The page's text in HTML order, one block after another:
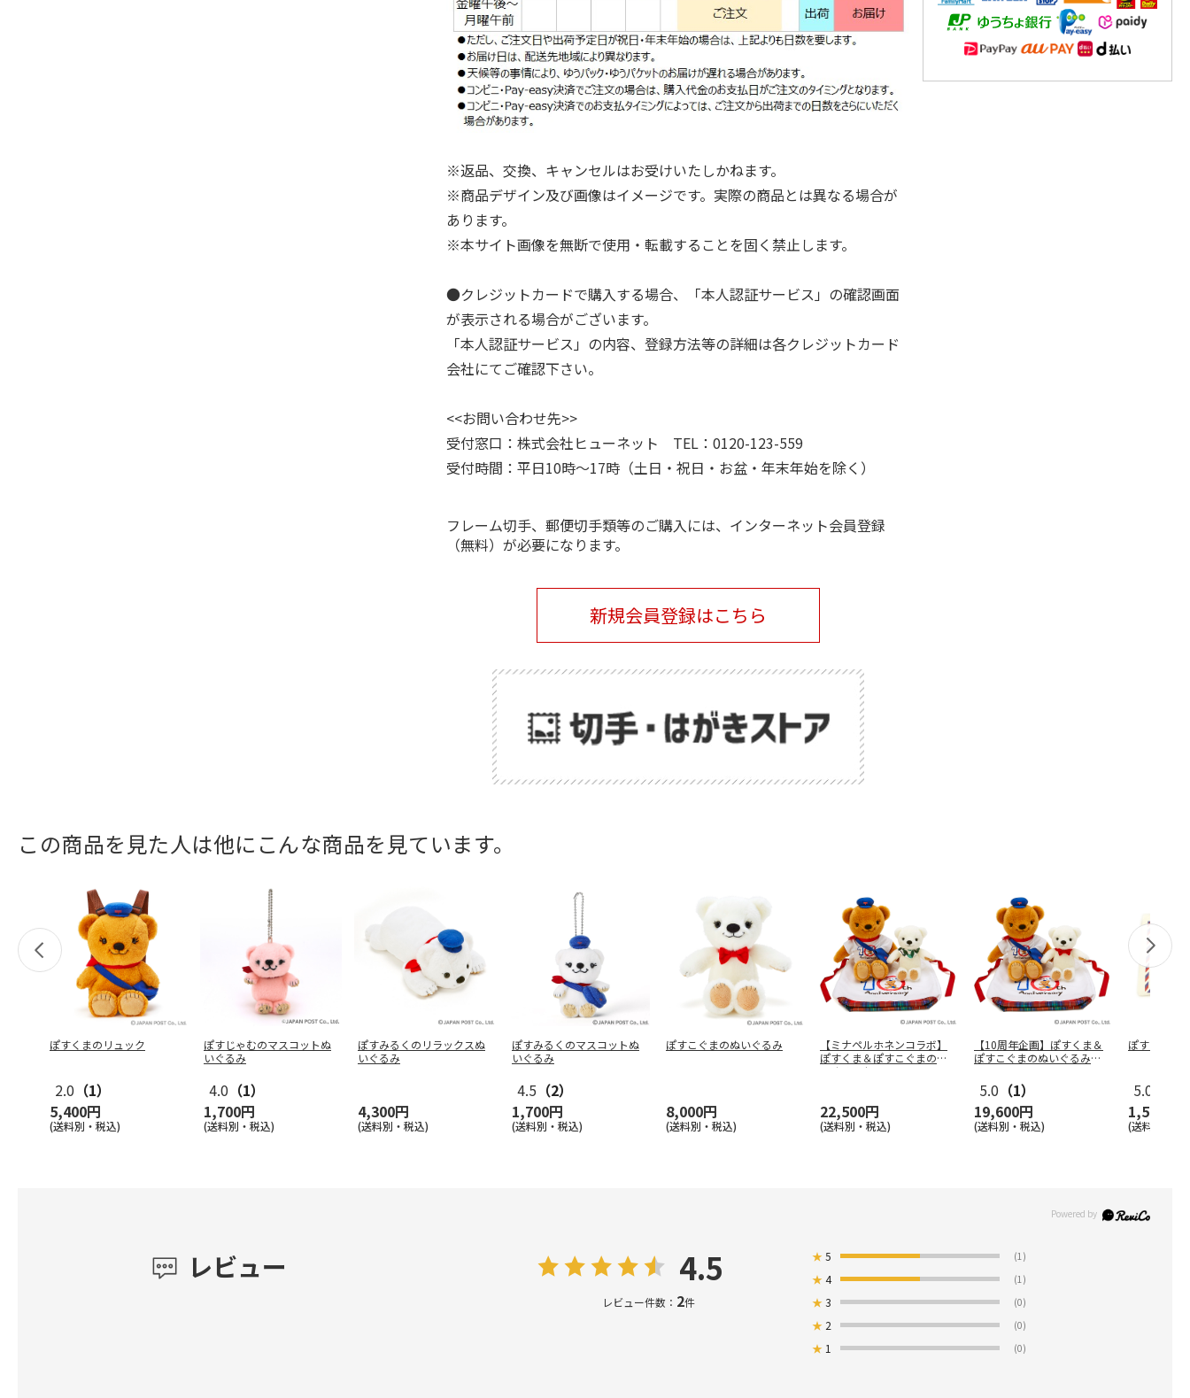
※返品、交換、キャンセルはお受けいたしかねます。
※商品デザイン及び画像はイメージです。実際の商品とは異なる場合が
あります。
※本サイト画像を無断で使用・転載することを固く禁止します。
●クレジットカードで購入する場合、「本人認証サービス」の確認画面
が表示される場合がございます。
「本人認証サービス」の内容、登録方法等の詳細は各クレジットカード
会社にてご確認下さい。
<<お問い合わせ先>>
受付窓口：株式会社ヒューネット TEL：0120-123-559
受付時間：平日10時～17時（土日・祝日・お盆・年末年始を除く）
フレーム切手、郵便切手類等のご購入には、インターネット会員登録
（無料）が必要になります。
新規会員登録はこちら
この商品を見た人は他にこんな商品を見ています。
ぽすくまのリュック
2.0 （1）
5,400円
(送料別・税込)
ぽすじゃむのマスコットぬ
いぐるみ
4.0 （1）
1,700円
(送料別・税込)
ぽすみるくのリラックスぬ
いぐるみ
4,300円
(送料別・税込)
ぽすみるくのマスコットぬ
いぐるみ
4.5 （2）
1,700円
(送料別・税込)
ぽすこぐまのぬいぐるみ
8,000円
(送料別・税込)
【ミナペルホネンコラボ】
ぽすくま＆ぽすこぐまのぬ
いぐるみセ
22,500円
(送料別・税込)
【10周年企画】ぽすくま＆
ぽすこぐまのぬいぐるみセ
5.0 （1）
19,600円
(送料別・税込)
ぽすくまの
5.0
1,500円
(送料別・税
レビュー 4.5
レビュー件数： 2件
★5 (1)
★4 (1)
★3 (0)
★ 2 (0)
★ 1 (0)